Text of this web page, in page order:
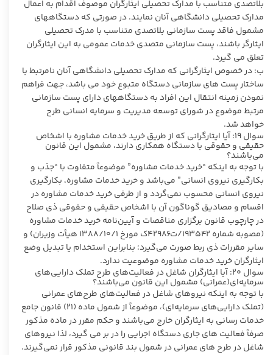
بلاتصدی متناسب با مدارک تحصیلی ایثارگران موصوف اقدام به اعمال
مدارک تحصیلی دانشگاهی آنان نمایند. در صورتی که دستگاههای
مشمول فاقد پست سازمانی بلاتصدی متناسب با مدرک تحصیلی
ایثارگر باشند، پست سازمانی متصدی خدمات عمومی به این ایثارگران
تعلق می گیرد.
ب: در خصوص ایثارگرانی که مدارک تحصیلی دانشگاهی آنان نامرتبط با
ساختار پست های سازمانی دستگاه متبوع خود می باشد، جهت فراهم
نمودن زمینه انتقال این افراد به دستگاههای دارای پست سازمانی
مرتبط موضوع در شورای توسعه مدیریت و سرمایه انسانی طرح
خواهد شد.
سوال ۱۹: آیا ایثارگرانی که از طریق خرید خدمات مشاوره با اشخاص
حقیقی و حقوقی با دستگاه همکاری دارند، مشمول این قانون
می‌باشند؟
با توجه به اینکه “خرید خدمات مشاوره” موضوعاً متفاوت با “جذب و
بکارگیری نیروی انسانی” می‌باشد و خرید خدمات مشاوره، بکارگیری
نیروی انسانی محسوب نمی‌گردد و از طرفی خرید خدمات مشاوره در
اقسام و مصادیق گوناگون آن با اشخاص حقیقی و حقوقی ذی صلاح
در چارچوب قانون برگزاری مناقصات و آیین‌نامه خرید خدمات مشاوره
(مصوبه شماره ۱۹۳۵۴۲‏/ت۴۲۹۸۶ک مورخ ۱‏/۱۰‏/۱۳۸۸ هیأت وزیران) و
سایر مقررات ذی ربط صورت می‌‎گیرد؛ بنابراین استخدام یا تبدیل وضع
ایثارگران خرید خدمات مشاوره موضوعیت ندارد.
سوال ۲۰: آیا ایثارگران شاغل در فعالیت‌های طرح تملک دارایی‌های
سرمایه‌ای(عمرانی) مشمول این قانون می‌باشند؟
با توجه به اینکه نیروهای شاغل در فعالیت‌های طرح‌های عمرانی
(تملک دارایی‌های سرمایه‌ای)، موضوعاً از شمول ماده (۲۱) قانون جامع
خدمات رسانی به ایثارگران خارج می‌‎باشند و حکم مقرر در ماده مذکور
صرفاً فعالیت های جاری دستگاه اجرایی را در بر می گیرد، لذا نیروهای
شاغل در طرح های عمرانی در شمول بند قانونی مذکور قرار نمی‌گیرند.